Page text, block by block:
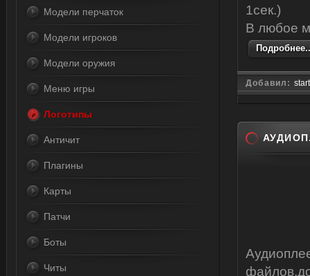
1сек.)
В любое
Добавил:
Модели перчаток
Модели игроков
Модели оружия
Меню игры
Логотипы
Античит
Плагины
Карты
Патчи
Боты
Читы